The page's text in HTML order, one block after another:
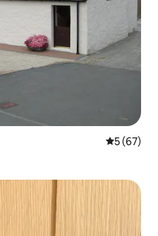
平均评分
5 (67)